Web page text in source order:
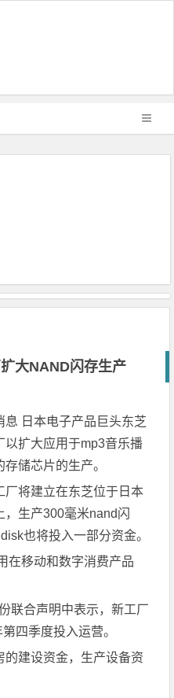
大NAND闪存生产
息 日本电子产品巨头东芝
以扩大应用于mp3音乐播
储芯片的生产。
将建立在东芝位于日本
，生产300毫米nand闪
也将投入一部分资金。
移动和数字消费产品
合声明中表示，新工厂
四季度投入运营。
建设资金，生产设备资